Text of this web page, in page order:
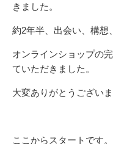
きました。
約2年半、出会い、構想
オンラインショップの
ていただきました。
大変ありがとうございま
ここからスタートです。